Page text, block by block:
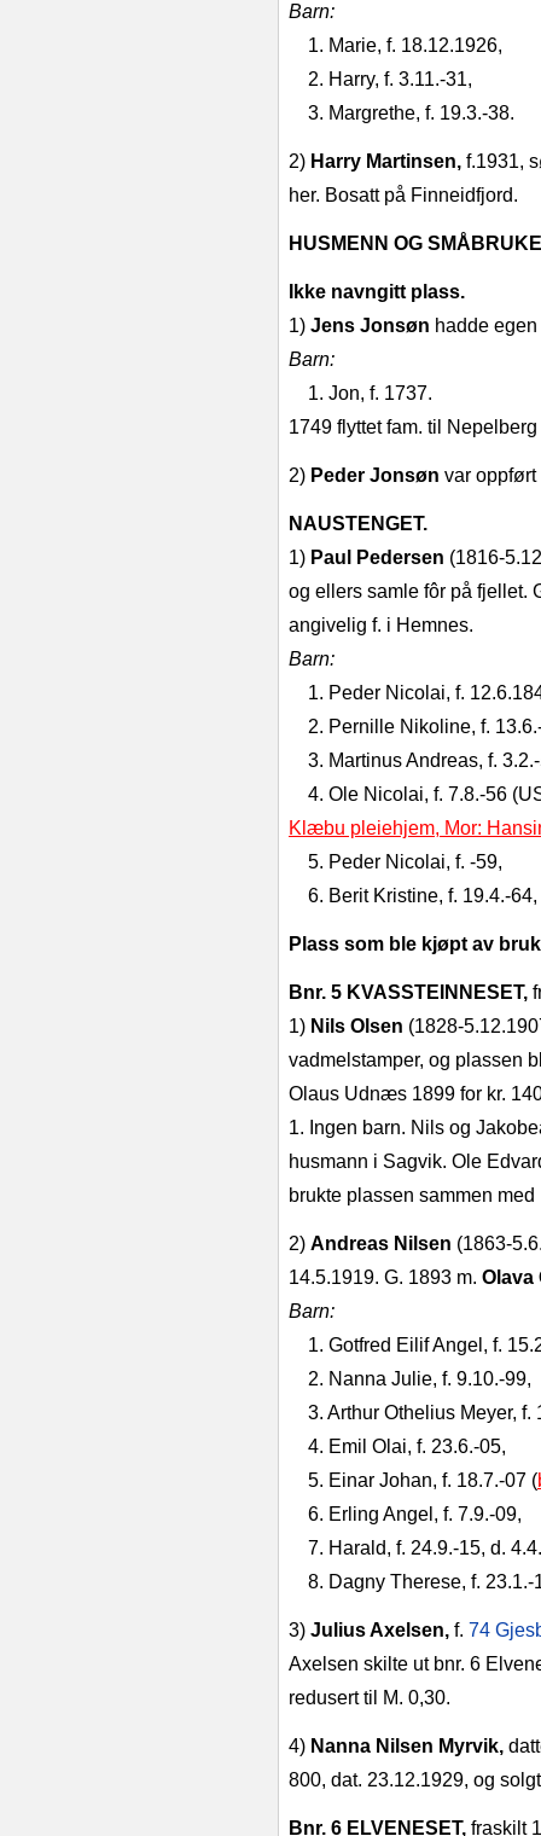
Barn:
1. Marie, f. 18.12.1926,
2. Harry, f. 3.11.‑31,
3. Margrethe, f. 19.3.‑38.
2) Harry Martinsen, f.1931,
her. Bosatt på Finneidfjord.
HUSMENN OG
Ikke navngitt plass.
1) Jens Jonsøn hadde
Barn:
1. Jon, f. 1737.
1749 flyttet fam. til
2) Peder Jonsøn var oppført
NAUSTENGET.
1) Paul Pedersen
og ellers samle fôr på fjellet.
angive­lig f. i Hemnes.
Barn:
1. Peder Nicolai, f.
2. Pernille Nikoline, f.
3. Martinus Andreas, f.
4. Ole Nicolai, f. 7.8.‑56
Klæbu pleiehjem, Mor:
5. Peder Nicolai, f. ‑59,
6. Berit Kristine, f. 19.4.‑64,
Plass som ble kjøpt av
Bnr. 5 KVASSTEINNESET,
1) Nils Olsen
vadmel­stamper, og plassen
Olaus Udnæs 1899 for kr.
1. Ing­en barn. Nils og
husmann i Sagvik. Ole
brukte plas­sen sammen med
2) Andreas Nilsen
14.5.1919. G. 1893 m. Olava
Barn:
1. Gotfred Eilif Angel, f.
2. Nanna Julie, f. 9.10.‑99,
3. Arthur Othelius Meyer, f.
4. Emil Olai, f. 23.6.‑05,
5. Einar Johan, f. 18.7.‑07 (
6. Erling Angel, f. 7.9.‑09,
7. Harald, f. 24.9.‑15, d.
8. Dagny Therese, f.
3) Julius Axelsen, f. 74
Axel­sen skilte ut bnr. 6
redusert til M. 0,30.
4) Nanna Nilsen Myrvik,
800, dat. 23.12.1929, og
Bnr. 6 ELVENESET, fraskilt